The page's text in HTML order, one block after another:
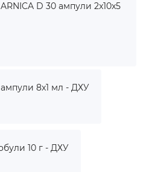
D 30 ампули 2x10x5
8x1 мл - ДХУ
10 г - ДХУ